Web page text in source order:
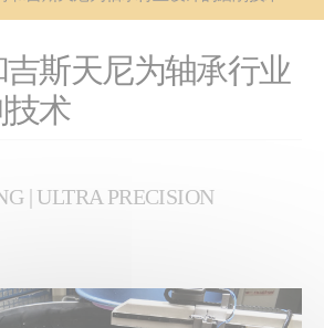
斯天尼为轴承行业
术
| ULTRA PRECISION